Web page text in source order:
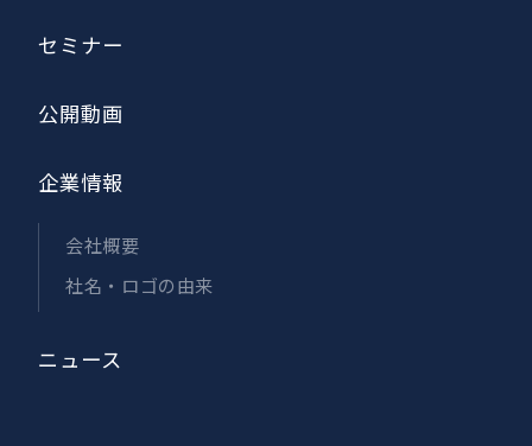
セミナー
公開動画
企業情報
会社概要
社名・ロゴの由来
ニュース